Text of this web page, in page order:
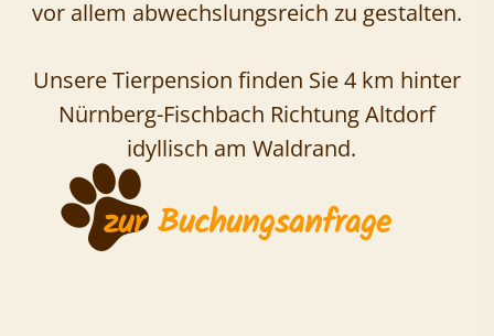
vor allem abwechslungsreich zu gestalten.
Unsere Tierpension finden Sie 4 km hinter
Nürnberg-Fischbach Richtung Altdorf
idyllisch am Waldrand.
zur Buchungsanfrage